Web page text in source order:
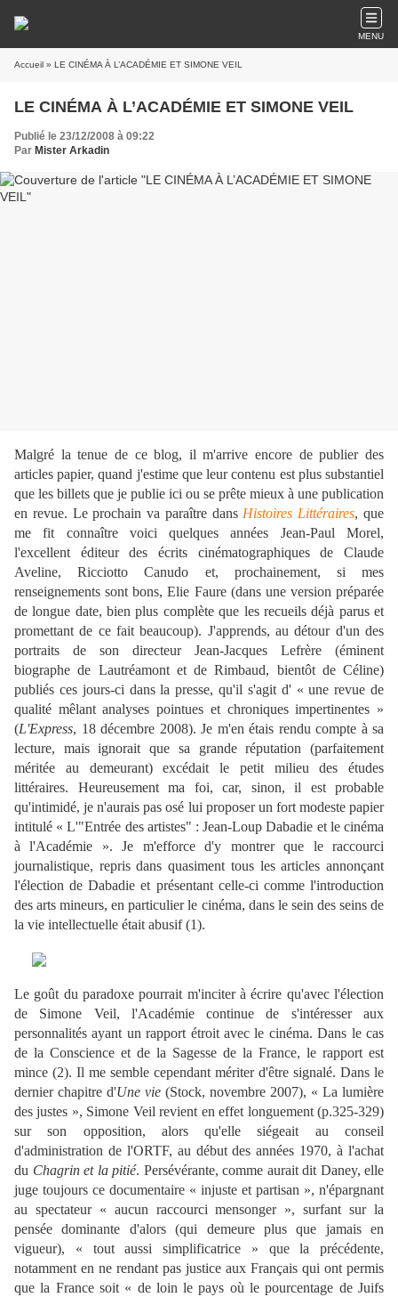
MENU
Accueil » LE CINÉMA À L’ACADÉMIE ET SIMONE VEIL
LE CINÉMA À L’ACADÉMIE ET SIMONE VEIL
Publié le 23/12/2008 à 09:22
Par Mister Arkadin
Malgré la tenue de ce blog, il m'arrive encore de publier des
articles papier, quand j'estime que leur contenu est plus substantiel
que les billets que je publie ici ou se prête mieux à une publication
en revue. Le prochain va paraître dans Histoires Littéraires, que
me fit connaître voici quelques années Jean-Paul Morel,
l'excellent éditeur des écrits cinématographiques de Claude
Aveline, Ricciotto Canudo et, prochainement, si mes
renseignements sont bons, Elie Faure (dans une version préparée
de longue date, bien plus complète que les recueils déjà parus et
promettant de ce fait beaucoup). J'apprends, au détour d'un des
portraits de son directeur Jean-Jacques Lefrère (éminent
biographe de Lautréamont et de Rimbaud, bientôt de Céline)
publiés ces jours-ci dans la presse, qu'il s'agit d' « une revue de
qualité mêlant analyses pointues et chroniques impertinentes »
(L'Express, 18 décembre 2008). Je m'en étais rendu compte à sa
lecture, mais ignorait que sa grande réputation (parfaitement
méritée au demeurant) excédait le petit milieu des études
littéraires. Heureusement ma foi, car, sinon, il est probable
qu'intimidé, je n'aurais pas osé lui proposer un fort modeste papier
intitulé « L'"Entrée des artistes" : Jean-Loup Dabadie et le cinéma
à l'Académie ». Je m'efforce d'y montrer que le raccourci
journalistique, repris dans quasiment tous les articles annonçant
l'élection de Dabadie et présentant celle-ci comme l'introduction
des arts mineurs, en particulier le cinéma, dans le sein des seins de
la vie intellectuelle était abusif (1).
Le goût du paradoxe pourrait m'inciter à écrire qu'avec l'élection
de Simone Veil, l'Académie continue de s'intéresser aux
personnalités ayant un rapport étroit avec le cinéma. Dans le cas
de la Conscience et de la Sagesse de la France, le rapport est
mince (2). Il me semble cependant mériter d'être signalé. Dans le
dernier chapitre d'Une vie (Stock, novembre 2007), « La lumière
des justes », Simone Veil revient en effet longuement (p.325-329)
sur son opposition, alors qu'elle siégeait au conseil
d'administration de l'ORTF, au début des années 1970, à l'achat
du Chagrin et la pitié. Persévérante, comme aurait dit Daney, elle
juge toujours ce documentaire « injuste et partisan », n'épargnant
au spectateur « aucun raccourci mensonger », surfant sur la
pensée dominante d'alors (qui demeure plus que jamais en
vigueur), « tout aussi simplificatrice » que la précédente,
notamment en ne rendant pas justice aux Français qui ont permis
que la France soit « de loin le pays où le pourcentage de Juifs